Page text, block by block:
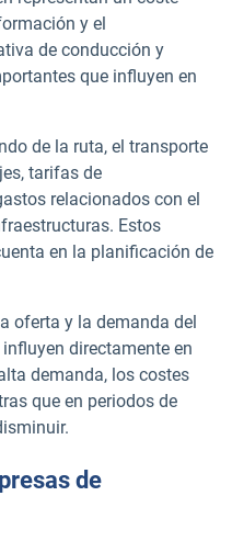
y el
de conducción y
que influyen en
de la ruta, el transporte
tarifas de
relacionados con el
Estos
en la planificación de
oferta y la demanda del
directamente en
demanda, los costes
que en periodos de
de